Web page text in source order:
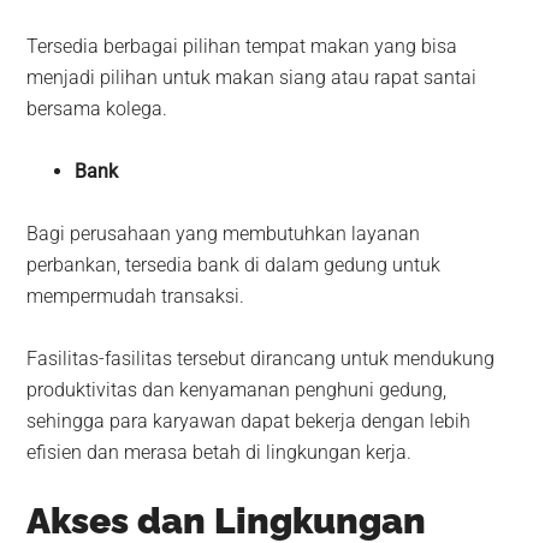
Tersedia berbagai pilihan tempat makan yang bisa
menjadi pilihan untuk makan siang atau rapat santai
bersama kolega.
Bank
Bagi perusahaan yang membutuhkan layanan
perbankan, tersedia bank di dalam gedung untuk
mempermudah transaksi.
Fasilitas-fasilitas tersebut dirancang untuk mendukung
produktivitas dan kenyamanan penghuni gedung,
sehingga para karyawan dapat bekerja dengan lebih
efisien dan merasa betah di lingkungan kerja.
Akses dan Lingkungan